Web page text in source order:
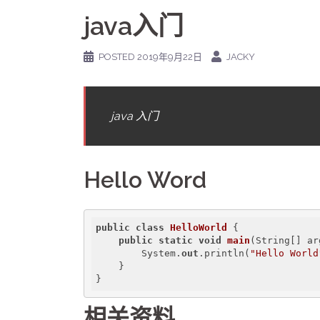
java入门
POSTED 2019年9月22日 JACKY
java 入门
Hello Word
public class HelloWorld
{
public
static void main ( String[]
        System.
out .println( "Hello